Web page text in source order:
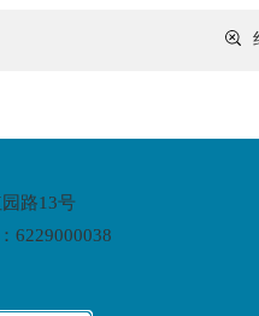
路13号
6229000038